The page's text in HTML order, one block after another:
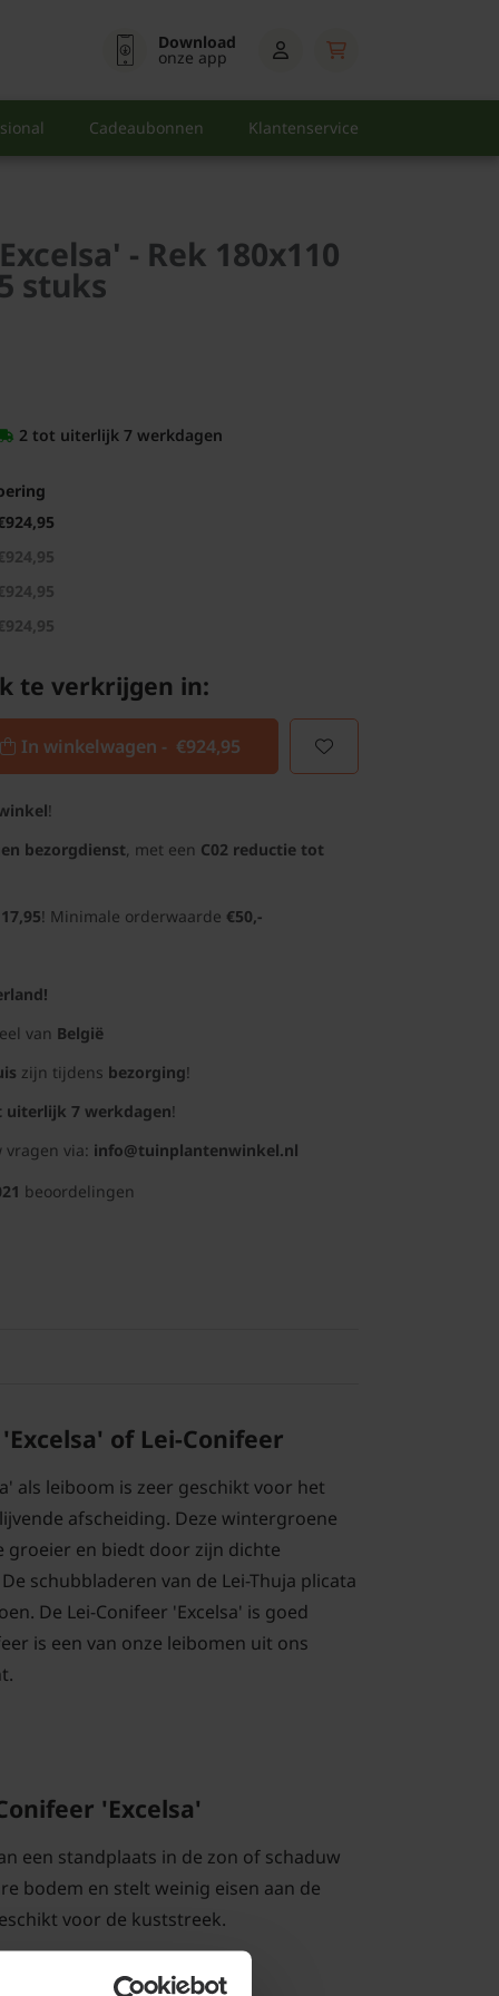
Download
onze app
Cadeaubonnen Klantenservice
- Rek 180x110
stuks
2 tot uiterlijk 7 werkdagen
te verkrijgen in:
In winkelwagen - €924,95
!
bezorgdienst, met een C02 reductie tot
! Minimale orderwaarde €50,-
van België
zijn tijdens bezorging!
uiterlijk 7 werkdagen!
vragen via: info@tuinplantenwinkel.nl
beoordelingen
of Lei-Conifeer
als leiboom is zeer geschikt voor het
afscheiding. Deze wintergroene
groeier en biedt door zijn dichte
schubbladeren van de Lei-Thuja plicata
De Lei-Conifeer 'Excelsa' is goed
is een van onze leibomen uit ons
'Excelsa'
een standplaats in de zon of schaduw
bodem en stelt weinig eisen aan de
voor de kuststreek.